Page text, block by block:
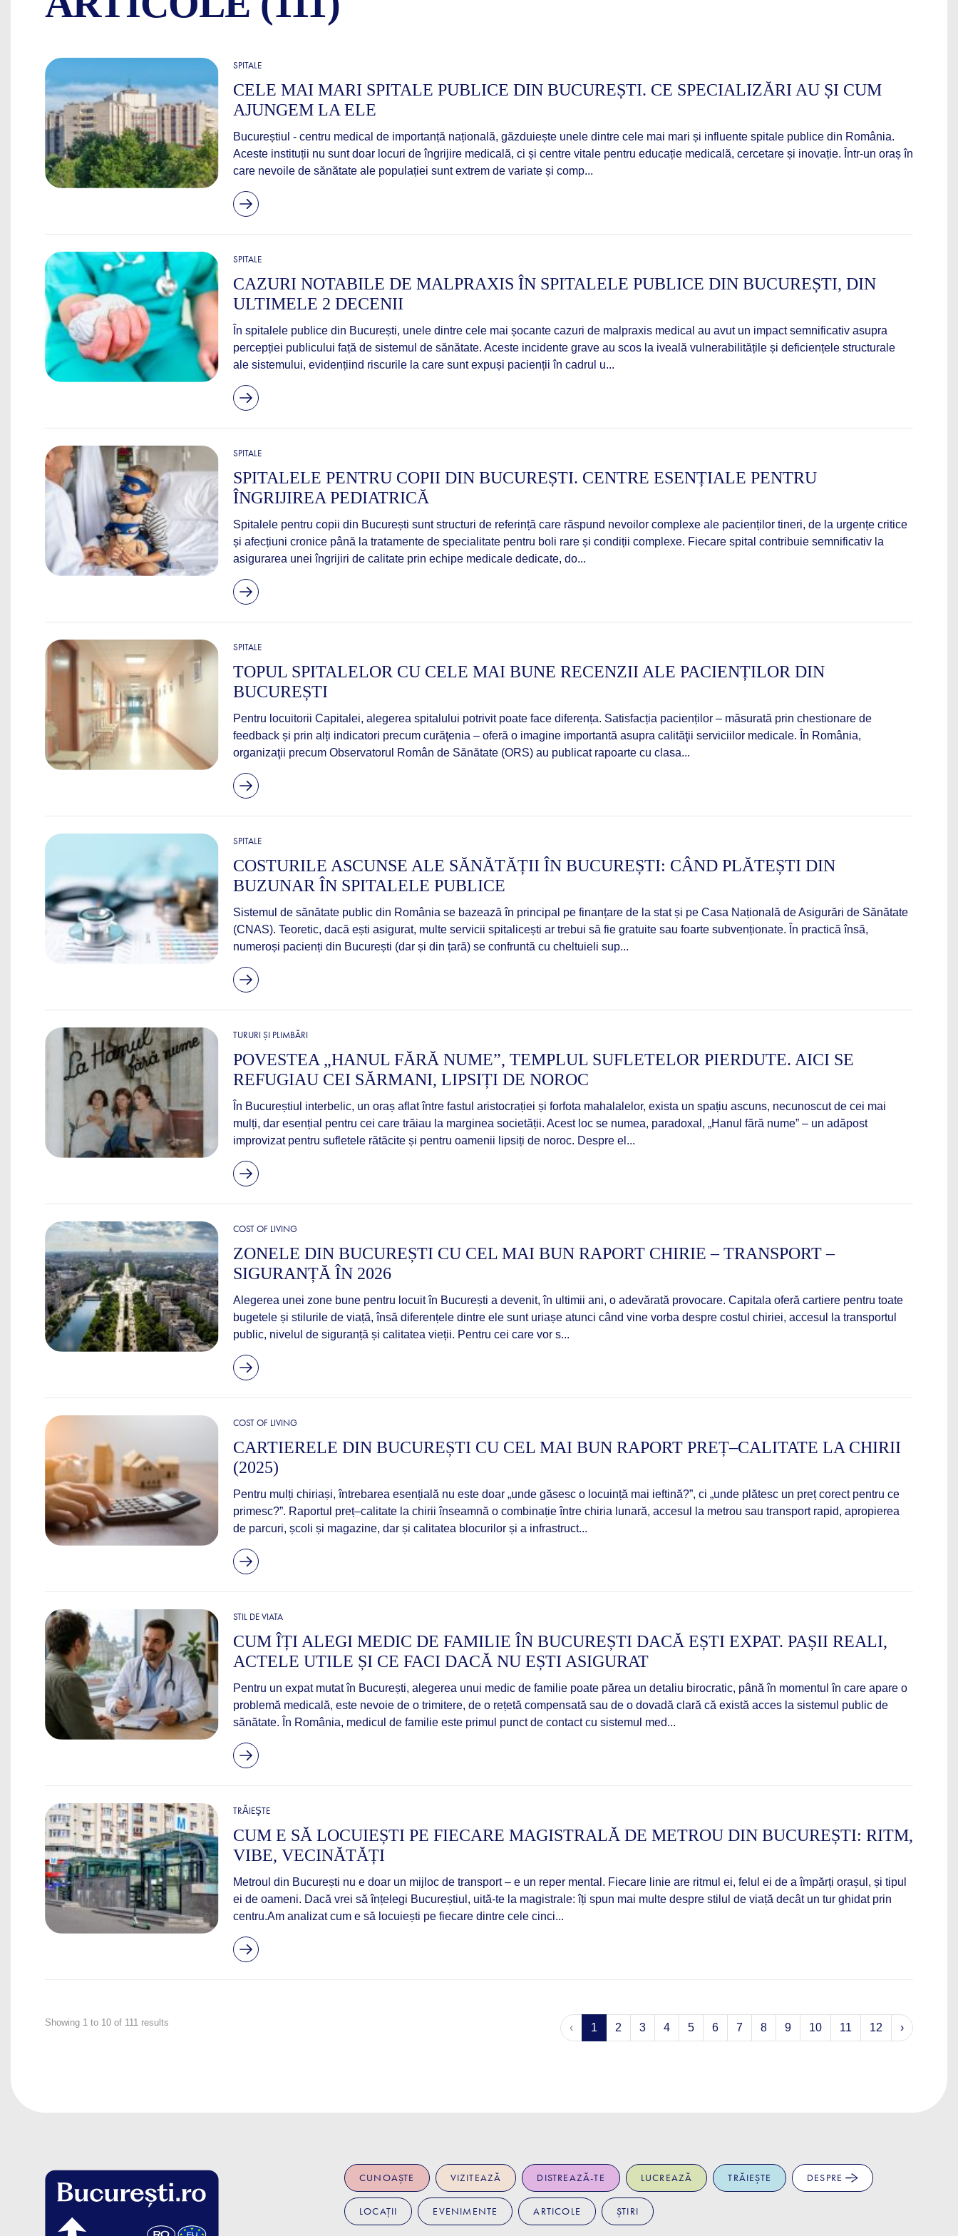
SPITALE
CELE MAI MARI SPITALE PUBLICE DIN BUCUREȘTI. CE SPECIALIZĂRI AU ȘI CUM
AJUNGEM LA ELE
Bucureștiul - centru medical de importanță națională, găzduiește unele dintre cele mai mari și influente spitale publice din România.
Aceste instituții nu sunt doar locuri de îngrijire medicală, ci și centre vitale pentru educație medicală, cercetare și inovație. Într-un oraș în
care nevoile de sănătate ale populației sunt extrem de variate și comp...
SPITALE
CAZURI NOTABILE DE MALPRAXIS ÎN SPITALELE PUBLICE DIN BUCUREȘTI, DIN
ULTIMELE 2 DECENII
În spitalele publice din București, unele dintre cele mai șocante cazuri de malpraxis medical au avut un impact semnificativ asupra
percepției publicului față de sistemul de sănătate. Aceste incidente grave au scos la iveală vulnerabilitățile și deficiențele structurale
ale sistemului, evidențiind riscurile la care sunt expuși pacienții în cadrul u...
SPITALE
SPITALELE PENTRU COPII DIN BUCUREȘTI. CENTRE ESENȚIALE PENTRU
ÎNGRIJIREA PEDIATRICĂ
Spitalele pentru copii din București sunt structuri de referință care răspund nevoilor complexe ale pacienților tineri, de la urgențe critice
și afecțiuni cronice până la tratamente de specialitate pentru boli rare și condiții complexe. Fiecare spital contribuie semnificativ la
asigurarea unei îngrijiri de calitate prin echipe medicale dedicate, do...
SPITALE
TOPUL SPITALELOR CU CELE MAI BUNE RECENZII ALE PACIENȚILOR DIN
BUCUREȘTI
Pentru locuitorii Capitalei, alegerea spitalului potrivit poate face diferența. Satisfacția pacienților – măsurată prin chestionare de
feedback și prin alți indicatori precum curăţenia – oferă o imagine importantă asupra calităţii serviciilor medicale. În România,
organizaţii precum Observatorul Român de Sănătate (ORS) au publicat rapoarte cu clasa...
SPITALE
COSTURILE ASCUNSE ALE SĂNĂTĂȚII ÎN BUCUREȘTI: CÂND PLĂTEȘTI DIN
BUZUNAR ÎN SPITALELE PUBLICE
Sistemul de sănătate public din România se bazează în principal pe finanțare de la stat și pe Casa Națională de Asigurări de Sănătate
(CNAS). Teoretic, dacă ești asigurat, multe servicii spitalicești ar trebui să fie gratuite sau foarte subvenționate. În practică însă,
numeroși pacienți din București (dar și din țară) se confruntă cu cheltuieli sup...
TURURI ȘI PLIMBĂRI
POVESTEA „HANUL FĂRĂ NUME”, TEMPLUL SUFLETELOR PIERDUTE. AICI SE
REFUGIAU CEI SĂRMANI, LIPSIȚI DE NOROC
În Bucureștiul interbelic, un oraș aflat între fastul aristocrației și forfota mahalalelor, exista un spațiu ascuns, necunoscut de cei mai
mulți, dar esențial pentru cei care trăiau la marginea societății. Acest loc se numea, paradoxal, „Hanul fără nume” – un adăpost
improvizat pentru sufletele rătăcite și pentru oamenii lipsiți de noroc. Despre el...
COST OF LIVING
ZONELE DIN BUCUREȘTI CU CEL MAI BUN RAPORT CHIRIE – TRANSPORT –
SIGURANȚĂ ÎN 2026
Alegerea unei zone bune pentru locuit în București a devenit, în ultimii ani, o adevărată provocare. Capitala oferă cartiere pentru toate
bugetele și stilurile de viață, însă diferențele dintre ele sunt uriașe atunci când vine vorba despre costul chiriei, accesul la transportul
public, nivelul de siguranță și calitatea vieții. Pentru cei care vor s...
COST OF LIVING
CARTIERELE DIN BUCUREȘTI CU CEL MAI BUN RAPORT PREȚ–CALITATE LA CHIRII
(2025)
Pentru mulți chiriași, întrebarea esențială nu este doar „unde găsesc o locuință mai ieftină?”, ci „unde plătesc un preț corect pentru ce
primesc?”. Raportul preț–calitate la chirii înseamnă o combinație între chiria lunară, accesul la metrou sau transport rapid, apropierea
de parcuri, școli și magazine, dar și calitatea blocurilor și a infrastruct...
STIL DE VIATA
CUM ÎȚI ALEGI MEDIC DE FAMILIE ÎN BUCUREȘTI DACĂ EȘTI EXPAT. PAȘII REALI,
ACTELE UTILE ȘI CE FACI DACĂ NU EȘTI ASIGURAT
Pentru un expat mutat în București, alegerea unui medic de familie poate părea un detaliu birocratic, până în momentul în care apare o
problemă medicală, este nevoie de o trimitere, de o rețetă compensată sau de o dovadă clară că există acces la sistemul public de
sănătate. În România, medicul de familie este primul punct de contact cu sistemul med...
TRǍIEŞTE
CUM E SĂ LOCUIEȘTI PE FIECARE MAGISTRALĂ DE METROU DIN BUCUREȘTI: RITM,
VIBE, VECINĂTĂȚI
Metroul din București nu e doar un mijloc de transport – e un reper mental. Fiecare linie are ritmul ei, felul ei de a împărți orașul, și tipul
ei de oameni. Dacă vrei să înțelegi Bucureștiul, uită-te la magistrale: îți spun mai multe despre stilul de viață decât un tur ghidat prin
centru.Am analizat cum e să locuiești pe fiecare dintre cele cinci...
Showing 1 to 10 of 111 results ‹ 1 2 3 4 5 6 7 8 9 10 11 12 ›
CUNOAȘTE VIZITEAZĂ DISTREAZĂ-TE LUCREAZĂ TRĂIEȘTE DESPRE
LOCAȚII EVENIMENTE ARTICOLE ȘTIRI